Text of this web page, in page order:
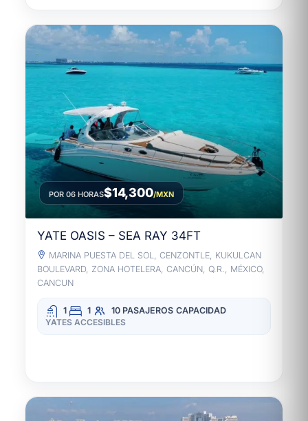
POR 06 HORAS$14,300/MXN
YATE OASIS – SEA RAY 34FT
MARINA PUESTA DEL SOL, CENZONTLE, KUKULCAN
BOULEVARD, ZONA HOTELERA, CANCÚN, Q.R., MÉXICO,
CANCUN
1 1 10 PASAJEROS CAPACIDAD
YATES ACCESIBLES